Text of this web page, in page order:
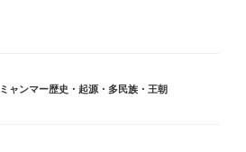
ミャンマー歴史・起源・多民族・王朝